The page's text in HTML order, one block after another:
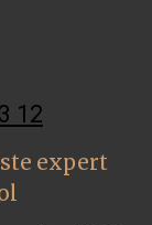
12
expert